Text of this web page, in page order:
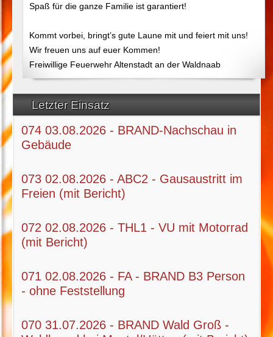
Letzter Einsatz
074 03.08.2026 - BRAND-Nachschau in
Gebäude
073 02.08.2026 - ABC2 - Gausaustritt im
Freien (mit Bericht)
072 02.08.2026 - THL1 - VU mit Motorrad
(mit Bericht)
071 02.08.2026 - FA - BRAND B3 Person
- ohne Feststellung
070 31.07.2026 - BRAND Wald Groß -
Spaß für die ganze Familie ist garantiert!
Kommt vorbei, bringt’s gute Laune mit und feiert mit uns!
Wir freuen uns auf euer Kommen!
Freiwillige Feuerwehr Altenstadt an der Waldnaab